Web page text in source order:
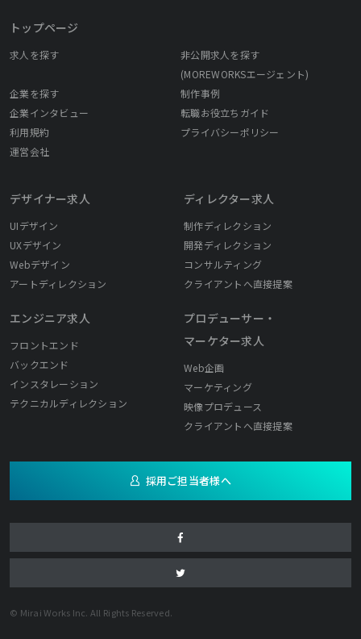
トップページ
求人を探す
非公開求人を探す
(MOREWORKSエージェント)
企業を探す
制作事例
企業インタビュー
転職お役立ちガイド
利用規約
プライバシーポリシー
運営会社
デザイナー求人
UIデザイン
UXデザイン
Webデザイン
アートディレクション
エンジニア求人
フロントエンド
バックエンド
インスタレーション
テクニカルディレクション
ディレクター求人
制作ディレクション
開発ディレクション
コンサルティング
クライアントへ直接提案
プロデューサー・
マーケター求人
Web企画
マーケティング
映像プロデュース
クライアントへ直接提案
採用ご担当者様へ
© Mirai Works Inc. All Rights Reserved.